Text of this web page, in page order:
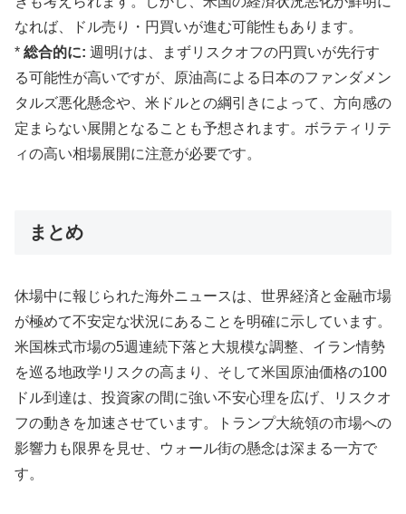
なれば、ドル売り・円買いが進む可能性もあります。
* 総合的に: 週明けは、まずリスクオフの円買いが先行す
る可能性が高いですが、原油高による日本のファンダメン
タルズ悪化懸念や、米ドルとの綱引きによって、方向感の
定まらない展開となることも予想されます。ボラティリテ
ィの高い相場展開に注意が必要です。
まとめ
休場中に報じられた海外ニュースは、世界経済と金融市場
が極めて不安定な状況にあることを明確に示しています。
米国株式市場の5週連続下落と大規模な調整、イラン情勢
を巡る地政学リスクの高まり、そして米国原油価格の100
ドル到達は、投資家の間に強い不安心理を広げ、リスクオ
フの動きを加速させています。トランプ大統領の市場への
影響力も限界を見せ、ウォール街の懸念は深まる一方で
す。